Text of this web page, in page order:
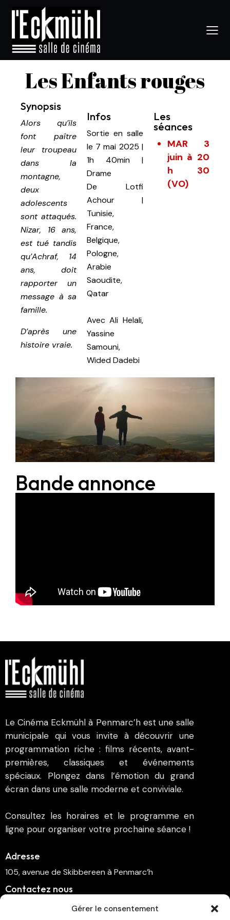
Gérer le consentement
Les Enfants rouges
Synopsis
Alors qu’ils
font paître
leur troupeau
dans la
montagne,
deux
adolescents
sont attaqués.
Nizar, 16 ans,
est tué tandis
qu’Achraf, 14
ans, doit
rapporter un
message à sa
famille.
D’après une
histoire vraie.
Infos
Sortie en salle
le 7 mai 2025 |
1h 40min |
Drame
De Lotfi
Achour |
Tunisie,
France,
Belgique,
Pologne,
Arabie
Saoudite,
Qatar
Avec Ali Helali,
Yassine
Samouni,
Wided Dadebi
Les
séances
MAR 3
juin à 20
h 30
(VO)
Bande annonce
Le Cinéma Eckmühl à Penmarc’h est une salle
municipale qui vous invite à découvrir une
programmation riche : films récents, avant-
premières, classiques et événements
spéciaux. Plongez dans l’émotion du grand
écran dans une salle moderne et conviviale.
Consultez les horaires et le programme en
ligne pour organiser votre prochaine séance !
Adresse
105, avenue de Skibbereen à Penmarc’h
Contactez nous
cinema.penmarch@orange.fr